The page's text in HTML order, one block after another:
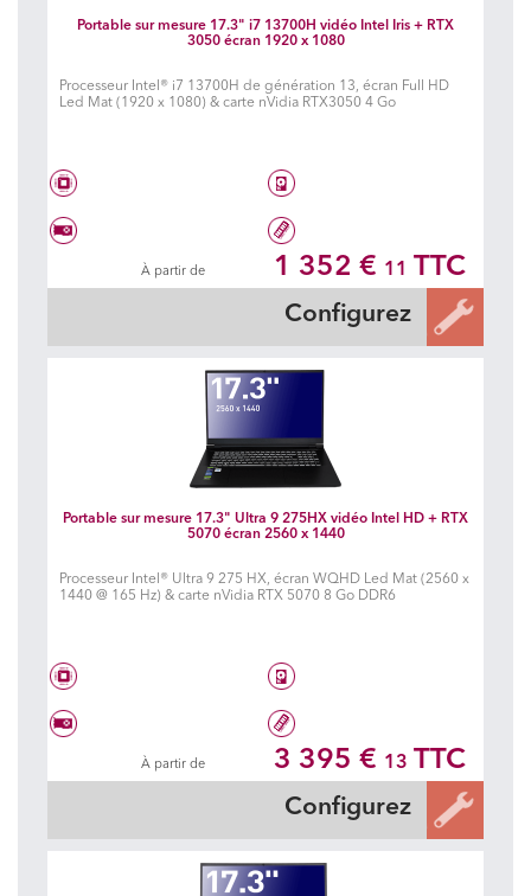
Portable sur mesure 17.3" i7 13700H vidéo Intel Iris + RTX
3050 écran 1920 x 1080
Processeur Intel® i7 13700H de génération 13, écran Full HD
Led Mat (1920 x 1080) & carte nVidia RTX3050 4 Go
Intel® Core i7 13700H Disque dur à choisir
Vidéo Geforce RTX 3050 Mobile Mémoire à choisir
À partir de 1 352 € 11 TTC
Configurez
Portable sur mesure 17.3" Ultra 9 275HX vidéo Intel HD + RTX
5070 écran 2560 x 1440
Processeur Intel® Ultra 9 275 HX, écran WQHD Led Mat (2560 x
1440 @ 165 Hz) & carte nVidia RTX 5070 8 Go DDR6
Intel® Core Ultra 9 275HX 2 To SSD
Vidéo Geforce RTX 5070 16 Go DDR5 5600 MHz
À partir de 3 395 € 13 TTC
Configurez